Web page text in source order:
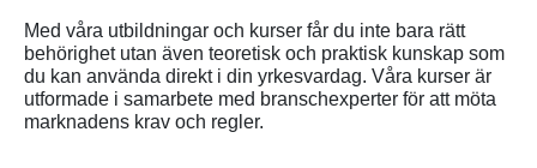
Med våra utbildningar och kurser får du inte bara rätt
behörighet utan även teoretisk och praktisk kunskap som
du kan använda direkt i din yrkesvardag. Våra kurser är
utformade i samarbete med branschexperter för att möta
marknadens krav och regler.